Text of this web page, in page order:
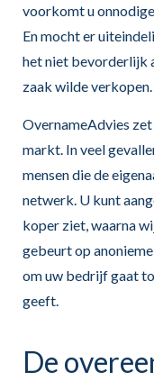
voorkomt u
En mocht er
het niet bevorderlijk
zaak wilde verkopen.
OvernameAdvies
markt. In veel
mensen die de
netwerk. U kunt
koper ziet, waarna
gebeurt op
om uw bedrijf gaat
geeft.
De